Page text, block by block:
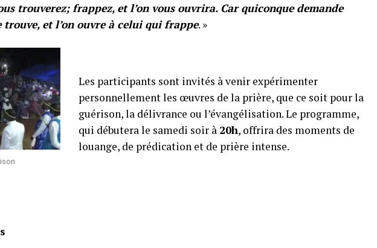
trouverez; frappez, et l’on vous ouvrira. Car quiconque demande
et l’on ouvre à celui qui frappe. »
Les participants sont invités à venir expérimenter
personnellement les œuvres de la prière, que ce soit pour la
guérison, la délivrance ou l’évangélisation. Le programme,
qui débutera le samedi soir à 20h, offrira des moments de
louange, de prédication et de prière intense.